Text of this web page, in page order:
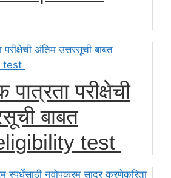
परीक्षेची
बाबत
test